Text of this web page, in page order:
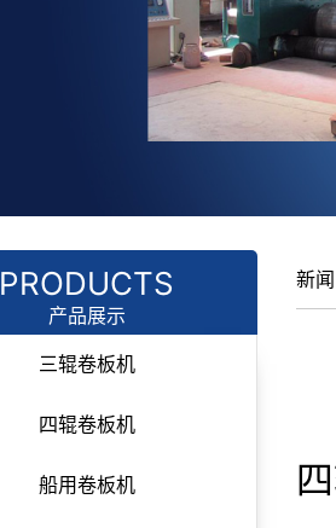
PRODUCTS
产品展示
三辊卷板机
四辊卷板机
船用卷板机
新